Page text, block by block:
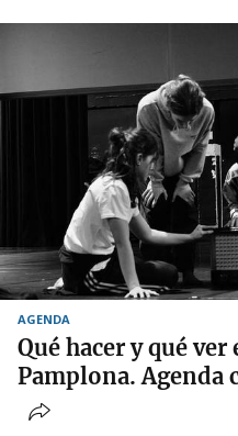
AGENDA
Qué hacer y qué ver
Pamplona. Agenda